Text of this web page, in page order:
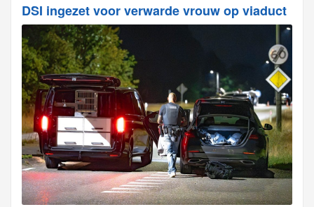
DSI ingezet voor verwarde vrouw op viaduct